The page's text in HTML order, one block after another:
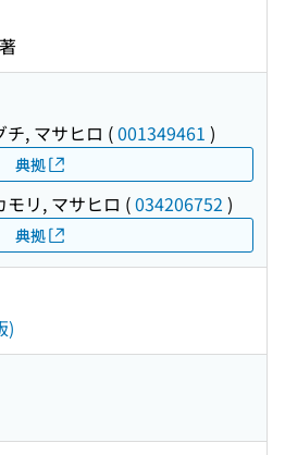
チ, マサヒロ (001349461 )
典拠
モリ, マサヒロ (034206752 )
典拠
)